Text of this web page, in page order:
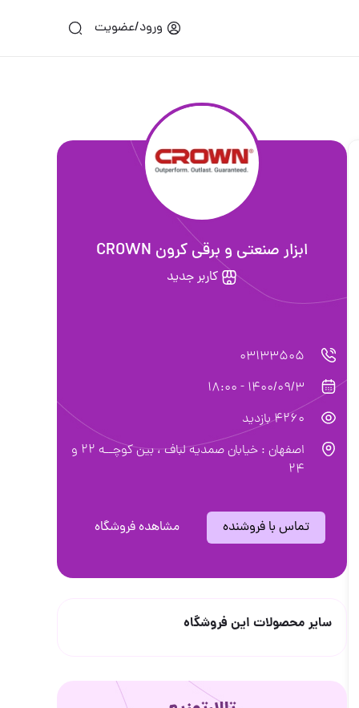
ورود/عضویت
ابزار صنعتی و برقی کرون CROWN
کاربر جدید
03133505
1400/09/3 - 18:00
4260 بازدید
اصفهان : خیابان صمدیه لباف ، بین کوچــه 22 و
24
تماس با فروشنده مشاهده فروشگاه
سایر محصولات این فروشگاه